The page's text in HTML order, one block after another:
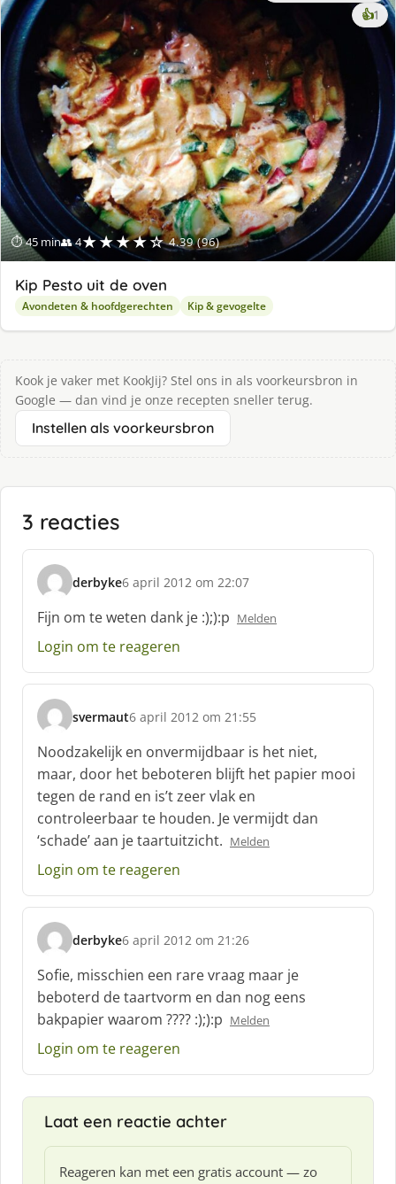
⏱ 45 min👥 4★★★★☆ 4.39 (96)
👍1
Kip Pesto uit de oven
Avondeten & hoofdgerechten Kip & gevogelte
Kook je vaker met KookJij? Stel ons in als voorkeursbron in
Google — dan vind je onze recepten sneller terug.
Instellen als voorkeursbron
3 reacties
derbyke
s
c
h
r
e
f
:
6 april 2012 om 22:07
Fijn om te weten dank je :);):p Melden
Login om te reageren
svermaut
s
c
h
r
e
e
f
6 april 2012 om 21:55
Noodzakelijk en onvermijdbaar is het niet,
maar, door het beboteren blijft het papier mooi
tegen de rand en is’t zeer vlak en
controleerbaar te houden. Je vermijdt dan
‘schade’ aan je taartuitzicht. Melden
Login om te reageren
derbyke
s
c
h
r
e
e
:
6 april 2012 om 21:26
Sofie, misschien een rare vraag maar je
beboterd de taartvorm en dan nog eens
bakpapier waarom ???? :);):p Melden
Login om te reageren
Laat een reactie achter
Reageren kan met een gratis account — zo